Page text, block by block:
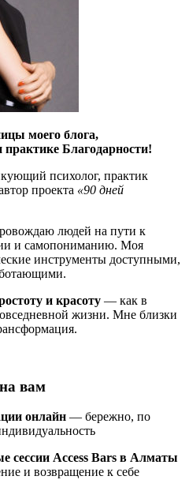
моего блога,
Благодарности!
психолог, практик
проекта «90 дней
людей на пути к
и самопониманию. Моя
инструменты доступными,
и красоту — как в
жизни. Мне близки
вам
онлайн — бережно, по
сессии Access Bars в Алматы
и возвращение к себе